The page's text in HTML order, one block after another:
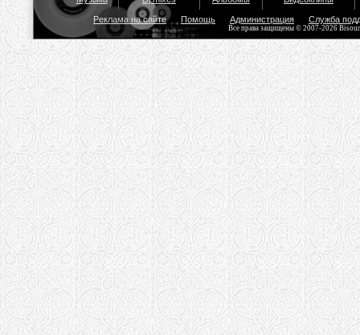
Реклама на сайте Помощь Администрация Служба
Все права защищены © 2007-2026